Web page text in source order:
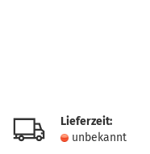
Lieferzeit:
unbekannt